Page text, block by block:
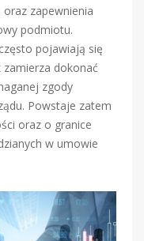
zapewnienia
podmiotu.
pojawiają się
dokonać
zgody
Powstaje zatem
oraz o granice
w umowie